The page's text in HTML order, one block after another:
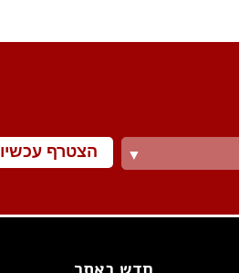
▼ הצטרף עכשיו